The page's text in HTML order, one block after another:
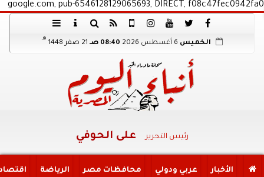
google.com, pub-6546128129065693, DIRECT, f08c47fec0942fa0
الخميس 08:40 صـ 21 صفر 1448
هـ
رئيس التحرير على الحوفي
الأخبار عربي ودولي محافظات مصر الرياضة